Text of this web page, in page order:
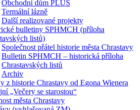
Obchodní dům PLUS
Termální lázně
Další realizované projekty
bulletiny SPHMCH (příloha
listů)
Společnost přátel historie města Chrastavy
Bulletin SPHMCH – historická příloha
Chrastavských listů
Archiv
z historie Chrastavy od Egona Wienera
„Večery se starostou“
města Chrastavy